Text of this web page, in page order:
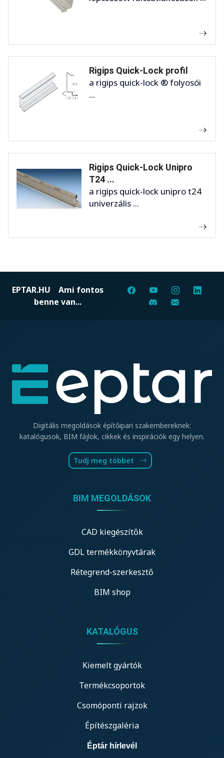
Rigips Quick-Lock profil
a rigips quick-lock ® folyosói
...
Rigips Quick-Lock Unipro
T24 ...
a rigips quick-lock unipro t24
univerzális ...
EPTAR.HU Ami fontos
benne van...
Digitális megoldások építőipari szakembereknek:
katalógusok, BIM fájlok, cikkek és inspirációk egy helyen.
Tudj meg többet
BIM MEGOLDÁSOK
CAD kiegészítők
GDL termékkönyvtárak
Rétegrend-szerkesztő
BIM shop
KATALÓGUS
Kiemelt gyártók
Termékcsoportok
Csomóponti rajzok
Építészgaléria
Éptár hírlevél